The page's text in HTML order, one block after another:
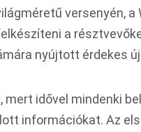
versenyén, a
a
nyújtott érdekes
idővel mindenki
információkat. Az